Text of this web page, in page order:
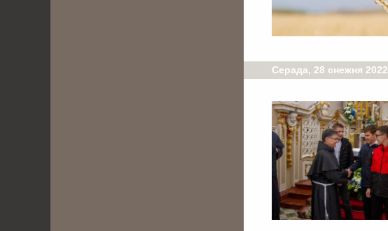
Серада, 28 снежня 2022